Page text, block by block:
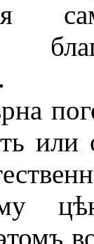
или